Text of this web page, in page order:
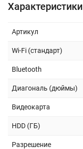
Характеристики
Артикул
Wi-Fi (стандарт)
Bluetooth
Диагональ (дюймы)
Видеокарта
HDD (ГБ)
Разрешение